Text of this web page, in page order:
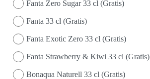
Fanta Zero Sugar 33 cl (Gratis)
Fanta 33 cl (Gratis)
Fanta Exotic Zero 33 cl (Gratis)
Fanta Strawberry & Kiwi 33 cl (Gratis)
Bonaqua Naturell 33 cl (Gratis)